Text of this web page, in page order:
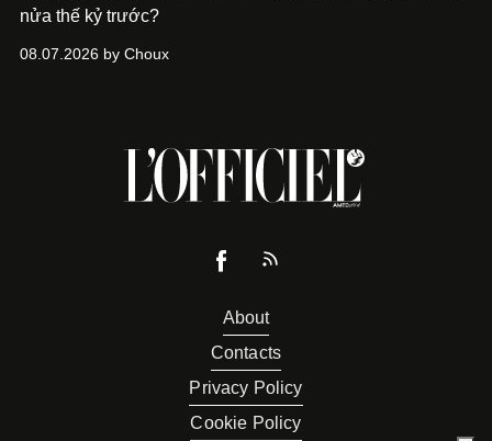
nửa thế kỷ trước?
08.07.2026 by Choux
About
Contacts
Privacy Policy
Cookie Policy